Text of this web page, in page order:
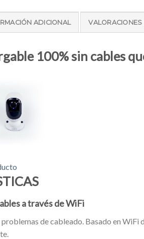
ADICIONAL VALORACIONES
100% sin cables
a través de WiFi
problemas de cableado. Basado en WiFi